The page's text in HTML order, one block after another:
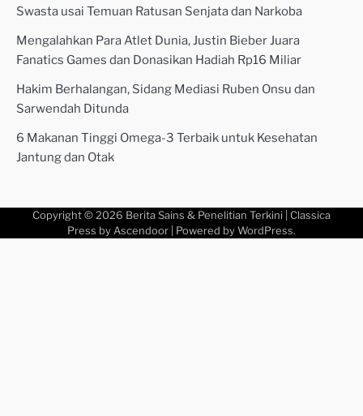
Swasta usai Temuan Ratusan Senjata dan Narkoba
Mengalahkan Para Atlet Dunia, Justin Bieber Juara
Fanatics Games dan Donasikan Hadiah Rp16 Miliar
Hakim Berhalangan, Sidang Mediasi Ruben Onsu dan
Sarwendah Ditunda
6 Makanan Tinggi Omega-3 Terbaik untuk Kesehatan
Jantung dan Otak
Copyright © 2026 Berita Sains & Penelitian Terkini | Classica
Press by Ascendoor | Powered by WordPress.